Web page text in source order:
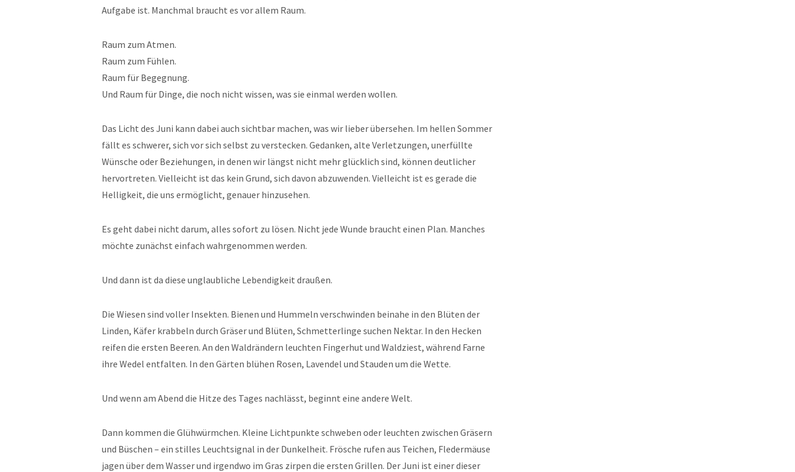
Aufgabe ist. Manchmal braucht es vor allem Raum.
Raum zum Atmen.
Raum zum Fühlen.
Raum für Begegnung.
Und Raum für Dinge, die noch nicht wissen, was sie einmal werden wollen.
Das Licht des Juni kann dabei auch sichtbar machen, was wir lieber übersehen. Im hellen Sommer
fällt es schwerer, sich vor sich selbst zu verstecken. Gedanken, alte Verletzungen, unerfüllte
Wünsche oder Beziehungen, in denen wir längst nicht mehr glücklich sind, können deutlicher
hervortreten. Vielleicht ist das kein Grund, sich davon abzuwenden. Vielleicht ist es gerade die
Helligkeit, die uns ermöglicht, genauer hinzusehen.
Es geht dabei nicht darum, alles sofort zu lösen. Nicht jede Wunde braucht einen Plan. Manches
möchte zunächst einfach wahrgenommen werden.
Und dann ist da diese unglaubliche Lebendigkeit draußen.
Die Wiesen sind voller Insekten. Bienen und Hummeln verschwinden beinahe in den Blüten der
Linden, Käfer krabbeln durch Gräser und Blüten, Schmetterlinge suchen Nektar. In den Hecken
reifen die ersten Beeren. An den Waldrändern leuchten Fingerhut und Waldziest, während Farne
ihre Wedel entfalten. In den Gärten blühen Rosen, Lavendel und Stauden um die Wette.
Und wenn am Abend die Hitze des Tages nachlässt, beginnt eine andere Welt.
Dann kommen die Glühwürmchen. Kleine Lichtpunkte schweben oder leuchten zwischen Gräsern
und Büschen – ein stilles Leuchtsignal in der Dunkelheit. Frösche rufen aus Teichen, Fledermäuse
jagen über dem Wasser und irgendwo im Gras zirpen die ersten Grillen. Der Juni ist einer dieser